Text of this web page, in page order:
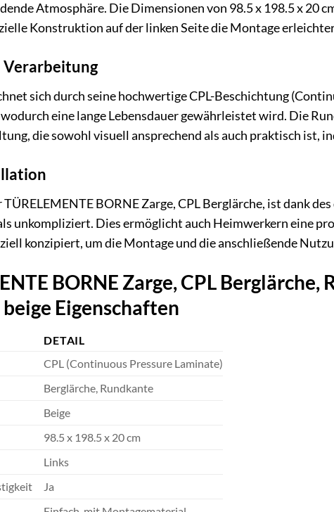
Atmosphäre. Die Dimensionen von 98.5 x 198.5 x 20
Konstruktion auf der linken Seite die Montage
sich durch seine hochwertige CPL-Beschichtung
eine lange Lebensdauer gewährleistet wird. Die
die sowohl visuell ansprechend als auch praktisch ist,
BORNE Zarge, CPL Berglärche, ist dank
unkompliziert. Dies ermöglicht auch Heimwerkern eine
konzipiert, um die Montage und die anschließende
BORNE Zarge, CPL Berglärche,
Eigenschaften
DETAIL
CPL (Continuous Pressure Laminate)
Berglärche, Rundkante
Beige
98.5 x 198.5 x 20 cm
Links
Ja